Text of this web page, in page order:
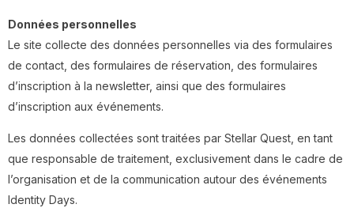
Données personnelles
Le site collecte des données personnelles via des formulaires
de contact, des formulaires de réservation, des formulaires
d’inscription à la newsletter, ainsi que des formulaires
d’inscription aux événements.
Les données collectées sont traitées par Stellar Quest, en tant
que responsable de traitement, exclusivement dans le cadre de
l’organisation et de la communication autour des événements
Identity Days.